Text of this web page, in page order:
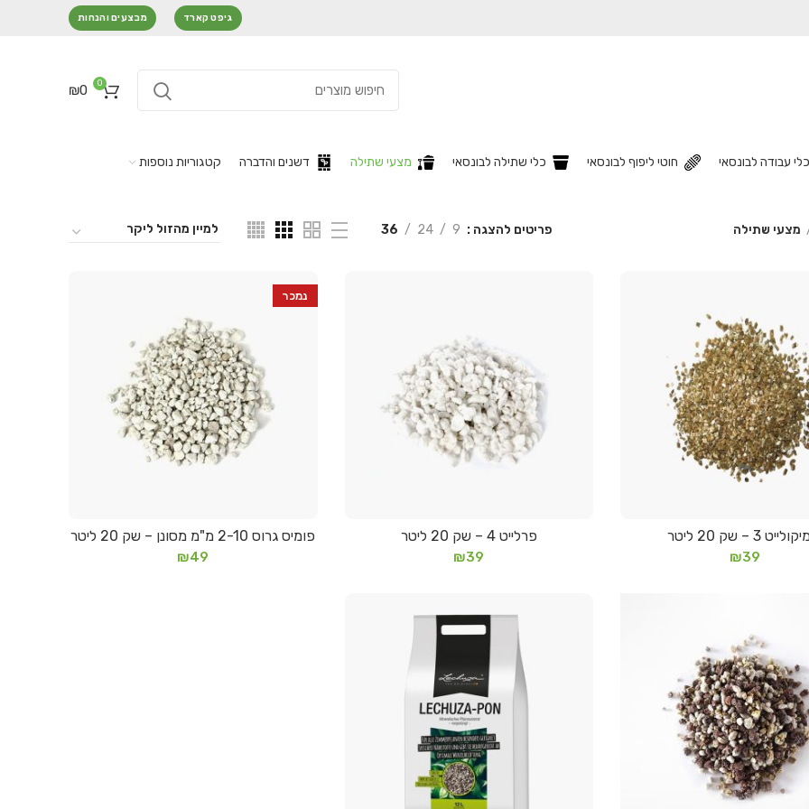
גיפט קארד מבצעים והנחות
0
₪0
כלי עבודה לבונסאי חוטי ליפוף לבונסאי כלי שתילה לבונסאי מצעי שתילה דשנים והדברה קטגוריות נוספות
מצעי שתילה פריטים להצגה 9
24
36
הוספה לסל3 – שק 20 ליטר
₪39
הוספה לסלפרלייט 4 – שק 20 ליטר
₪39
נמכר
מידע נוסף פומיס גרוס 2-10 מ"מ מסונן – שק 20 ליטר
₪49